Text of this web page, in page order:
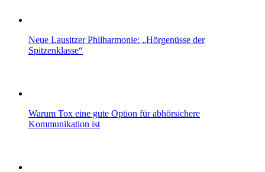
Neue Lausitzer Philharmonie: „Hörgenüsse der
Spitzenklasse“
Warum Tox eine gute Option für abhörsichere
Kommunikation ist